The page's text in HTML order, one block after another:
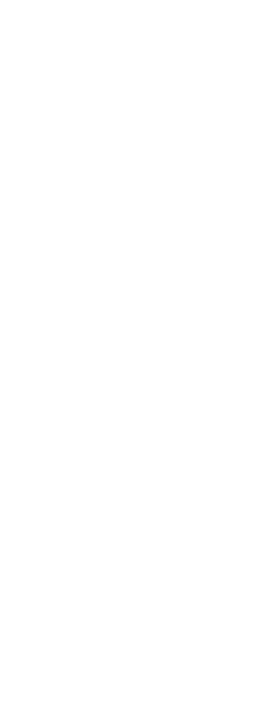
だ
。
・
ま
れ
者
だ
ブチ
。
が
装